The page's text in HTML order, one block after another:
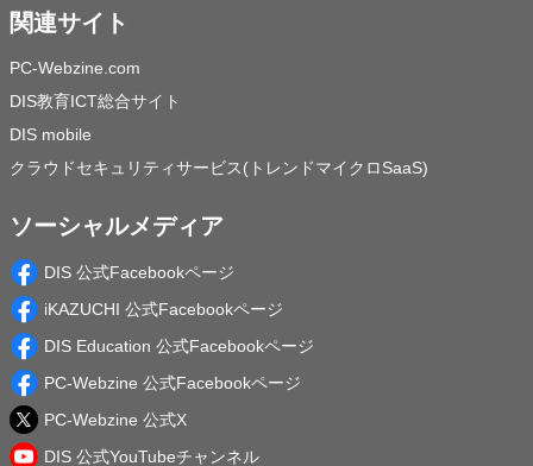
関連サイト
PC-Webzine.com
DIS教育ICT総合サイト
DIS mobile
クラウドセキュリティサービス(トレンドマイクロSaaS)
ソーシャルメディア
DIS 公式Facebookページ
iKAZUCHI 公式Facebookページ
DIS Education 公式Facebookページ
PC-Webzine 公式Facebookページ
PC-Webzine 公式X
DIS 公式YouTubeチャンネル